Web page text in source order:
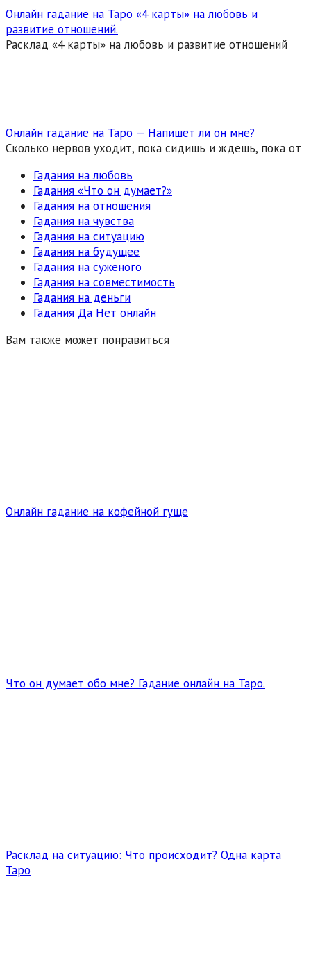
Онлайн гадание на Таро «4 карты» на любовь и
развитие отношений.
Расклад «4 карты» на любовь и развитие отношений
Онлайн гадание на Таро — Напишет ли он мне?
Сколько нервов уходит, пока сидишь и ждешь, пока от
Гадания на любовь
Гадания «Что он думает?»
Гадания на отношения
Гадания на чувства
Гадания на ситуацию
Гадания на будущее
Гадания на суженого
Гадания на совместимость
Гадания на деньги
Гадания Да Нет онлайн
Вам также может понравиться
Онлайн гадание на кофейной гуще
Что он думает обо мне? Гадание онлайн на Таро.
Расклад на ситуацию: Что происходит? Одна карта
Таро